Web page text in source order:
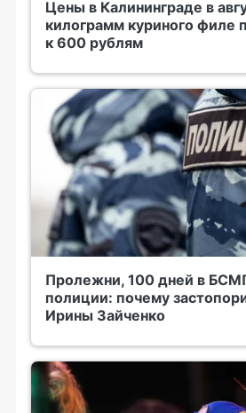
Цены в Калининграде в
килограмм куриного филе
к 600 рублям
Пролежни, 100 дней в
полиции: почему
Ирины Зайченко